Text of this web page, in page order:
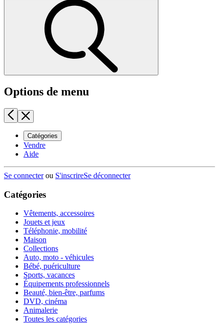
Options de menu
Catégories
Vendre
Aide
Se connecterou S'inscrireSe déconnecter
Catégories
Vêtements, accessoires
Jouets et jeux
Téléphonie, mobilité
Maison
Collections
Auto, moto - véhicules
Bébé, puériculture
Sports, vacances
Équipements professionnels
Beauté, bien-être, parfums
DVD, cinéma
Animalerie
Toutes les catégories